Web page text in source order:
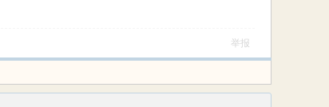
举报